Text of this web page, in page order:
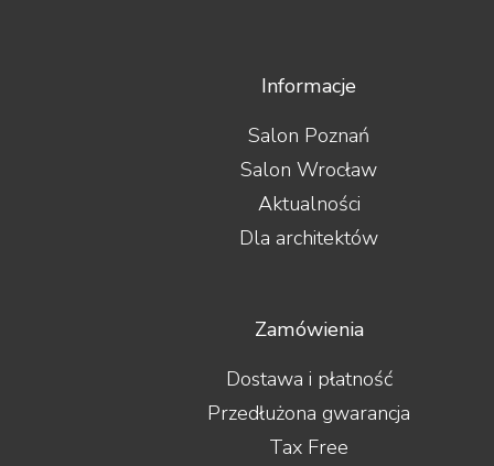
Informacje
Salon Poznań
Salon Wrocław
Aktualności
Dla architektów
Zamówienia
Dostawa i płatność
Przedłużona gwarancja
Tax Free